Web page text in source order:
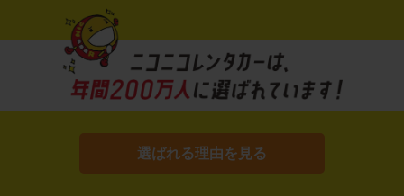
選ばれる理由を見る